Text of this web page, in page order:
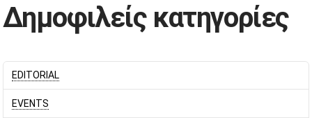
Δημοφιλείς κατηγορίες
EDITORIAL
EVENTS